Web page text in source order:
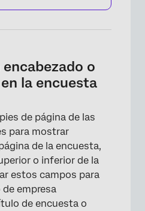
×
o
la encuesta
de página de las
para mostrar
de la encuesta,
o inferior de la
estos campos para
empresa
de encuesta o